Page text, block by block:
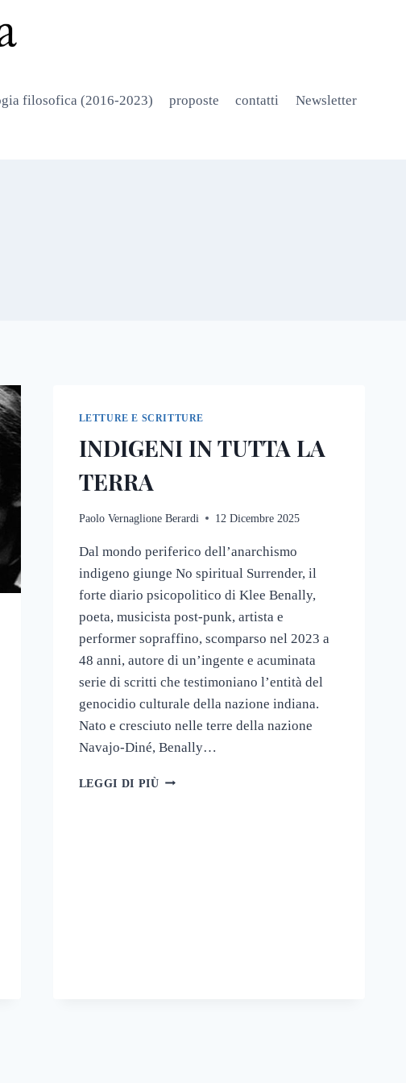
filosofica (2016-2023) proposte contatti Newsletter
LETTURE E SCRITTURE
INDIGENI IN TUTTA LA
TERRA
Paolo Vernaglione Berardi 12 Dicembre 2025
Dal mondo periferico dell’anarchismo
indigeno giunge No spiritual Surrender, il
forte diario psicopolitico di Klee Benally,
poeta, musicista post-punk, artista e
performer sopraffino, scomparso nel 2023 a
48 anni, autore di un’ingente e acuminata
serie di scritti che testimoniano l’entità del
genocidio culturale della nazione indiana.
Nato e cresciuto nelle terre della nazione
Navajo-Diné, Benally…
LEGGI DI PIÙINDIGENI